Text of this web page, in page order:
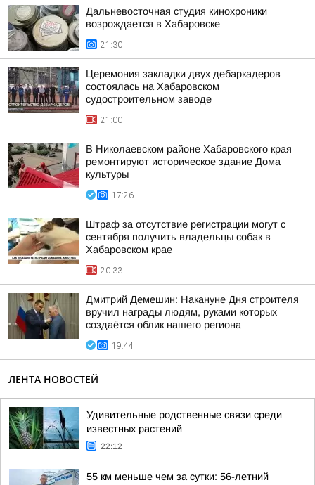
Дальневосточная студия кинохроники
возрождается в Хабаровске
21:30
Церемония закладки двух дебаркадеров
состоялась на Хабаровском
судостроительном заводе
21:00
В Николаевском районе Хабаровского края
ремонтируют историческое здание Дома
культуры
17:26
Штраф за отсутствие регистрации могут с
сентября получить владельцы собак в
Хабаровском крае
20:33
Дмитрий Демешин: Накануне Дня строителя
вручил награды людям, руками которых
создаётся облик нашего региона
19:44
ЛЕНТА НОВОСТЕЙ
Удивительные родственные связи среди
известных растений
22:12
55 км меньше чем за сутки: 56-летний